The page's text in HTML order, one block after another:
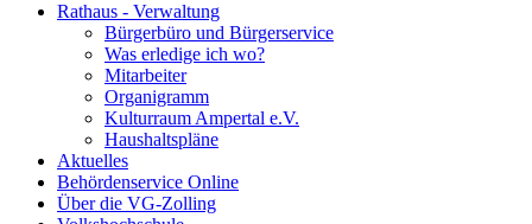
Rathaus - Verwaltung
Bürgerbüro und Bürgerservice
Was erledige ich wo?
Mitarbeiter
Organigramm
Kulturraum Ampertal e.V.
Haushaltspläne
Aktuelles
Behördenservice Online
Über die VG-Zolling